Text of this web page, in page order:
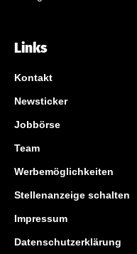
Links
Kontakt
Newsticker
Jobbörse
Team
Werbemöglichkeiten
Stellenanzeige schalten
Impressum
Datenschutzerklärung